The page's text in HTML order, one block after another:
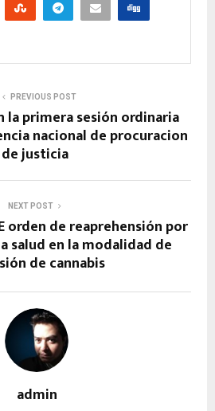
PREVIOUS POST
la primera sesión ordinaria
nacional de procuracion
de justicia
NEXT POST
orden de reaprehensión por
salud en la modalidad de
de cannabis
admin